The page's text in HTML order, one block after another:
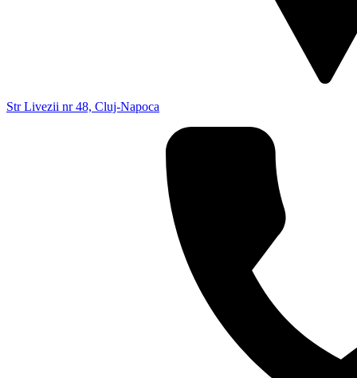
Str Livezii nr 48, Cluj-Napoca